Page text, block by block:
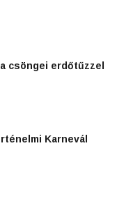
csöngei erdőtűzzel
Karnevál